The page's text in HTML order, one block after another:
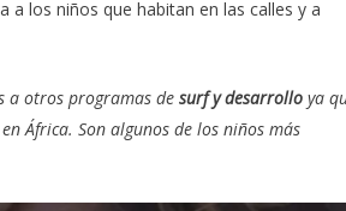
a los niños que habitan en las calles y a
a otros programas de surf y desarrollo ya
África. Son algunos de los niños más